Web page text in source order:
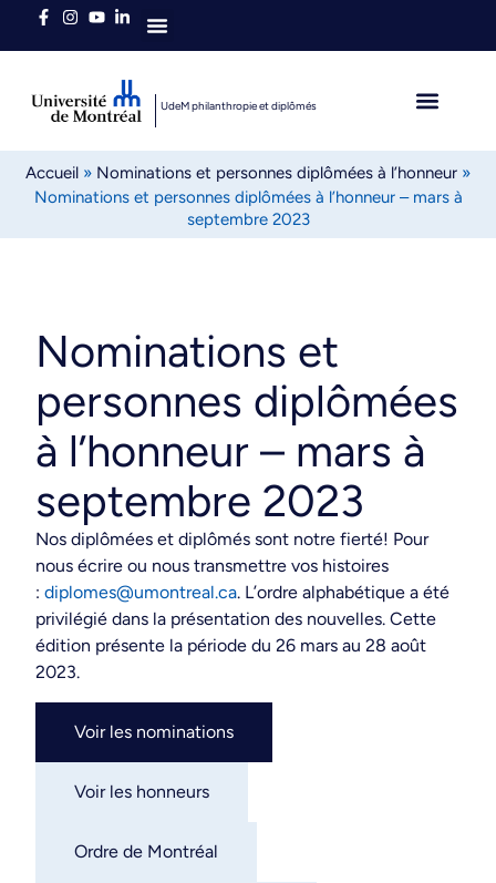
UdeM philanthropie et diplômés
Accueil » Nominations et personnes diplômées à l’honneur »
Nominations et personnes diplômées à l’honneur – mars à
septembre 2023
Nominations et
personnes diplômées
à l’honneur – mars à
septembre 2023
Nos diplômées et diplômés sont notre fierté! Pour
nous écrire ou nous transmettre vos histoires
: diplomes@umontreal.ca. L’ordre alphabétique a été
privilégié dans la présentation des nouvelles. Cette
édition présente la période du 26 mars au 28 août
2023.
Voir les nominations
Voir les honneurs
Ordre de Montréal